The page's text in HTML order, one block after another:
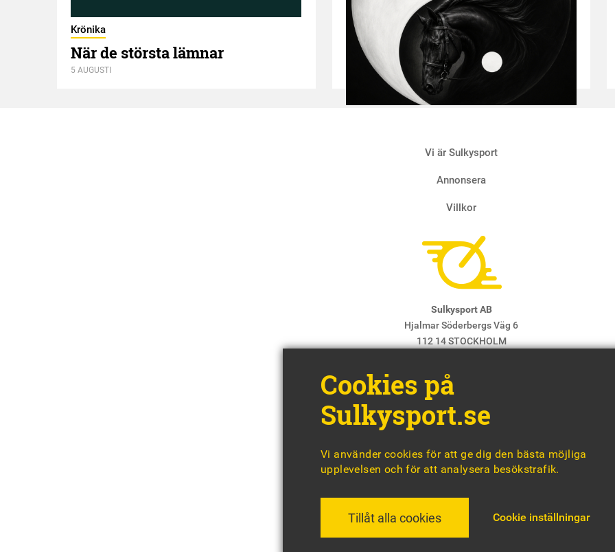
Krönika
När de största lämnar
5 AUGUSTI
Två saker som jag funderat över
Vi är Sulkysport
Annonsera
Villkor
Sulkysport AB
Hjalmar Söderbergs Väg 6
112 14 STOCKHOLM
Chefredaktör & ansvarig utgivare:
Cookies på
Sulkysport.se
Vi använder cookies för att ge dig den bästa möjliga
upplevelsen och för att analysera besökstrafik.
Tillåt alla cookies Cookie inställningar